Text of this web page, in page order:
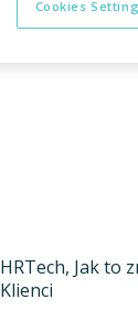
HRTech Jak to
Klienci
Cookies